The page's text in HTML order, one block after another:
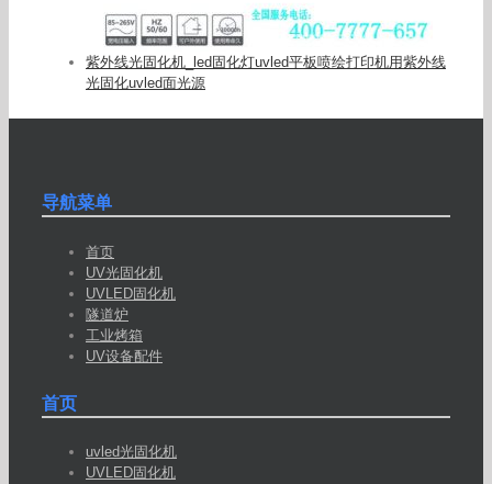
紫外线光固化机_led固化灯uvled平板喷绘打印机用紫外线
光固化uvled面光源
导航菜单
首页
UV光固化机
UVLED固化机
隧道炉
工业烤箱
UV设备配件
首页
uvled光固化机
UVLED固化机